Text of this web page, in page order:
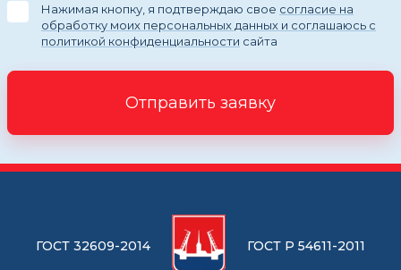
Нажимая кнопку, я подтверждаю свое согласие на
обработку моих персональных данных и соглашаюсь с
политикой конфиденциальности сайта
Отправить заявку
ГОСТ 32609-2014 ГОСТ Р 54611-2011